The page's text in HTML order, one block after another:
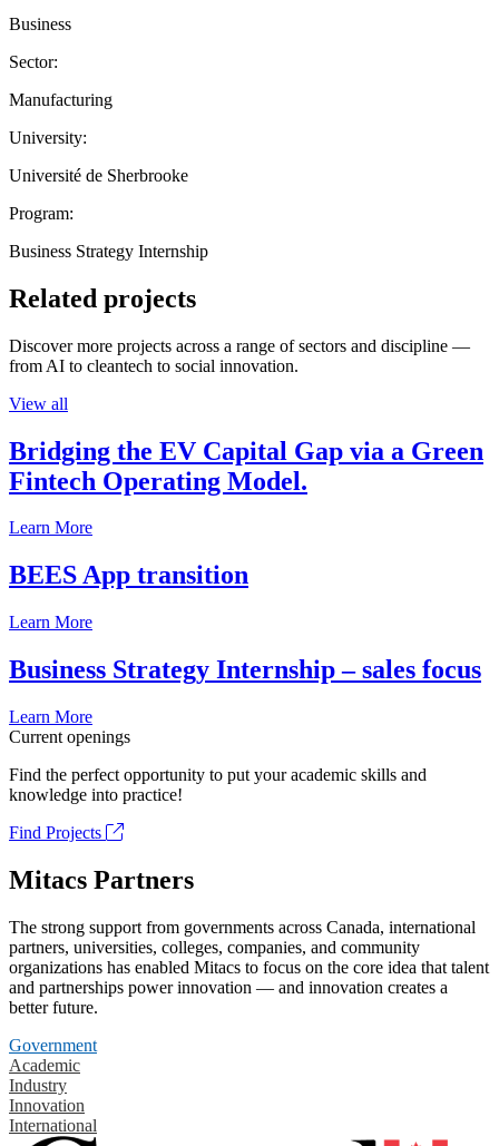
Business
Sector:
Manufacturing
University:
Université de Sherbrooke
Program:
Business Strategy Internship
Related projects
Discover more projects across a range of sectors and discipline —
from AI to cleantech to social innovation.
View all
Bridging the EV Capital Gap via a Green
Fintech Operating Model.
Learn More
BEES App transition
Learn More
Business Strategy Internship – sales focus
Learn More
Current openings
Find the perfect opportunity to put your academic skills and
knowledge into practice!
Find Projects
Mitacs Partners
The strong support from governments across Canada, international
partners, universities, colleges, companies, and community
organizations has enabled Mitacs to focus on the core idea that talent
and partnerships power innovation — and innovation creates a
better future.
Government
Academic
Industry
Innovation
International